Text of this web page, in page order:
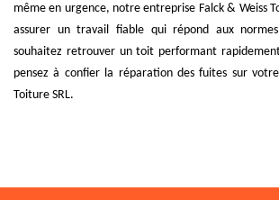
même en urgence, notre entreprise Falck & Weiss
assurer un travail fiable qui répond aux
souhaitez retrouver un toit performant
pensez à confier la réparation des fuites sur
Toiture SRL.